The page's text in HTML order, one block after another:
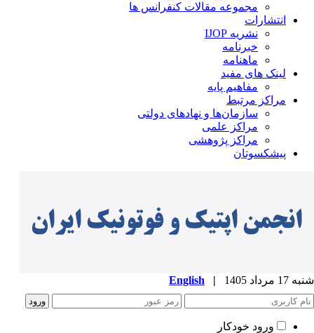
مجموعه مقالات کنفرانس ها
انتشارات
نشریه IJOP
خبرنامه
ماهنامه
لینک های مفید
مفاهیم پایه
مراکز مرتبط
سازمان‌ها و نهادهای دولتی
مراکز علمی
مراکز پژوهشی
پیشکسوتان
مرداد 1405 |
English
ورود خودکار